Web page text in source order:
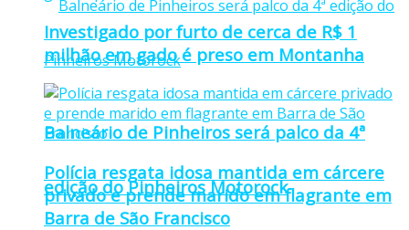
Balneário de Pinheiros será palco da 4ª
edição do Pinheiros Motorock
Investigado por furto de cerca de R$ 1
milhão em gado é preso em Montanha
Polícia resgata idosa mantida em cárcere
privado e prende marido em flagrante em
Barra de São Francisco